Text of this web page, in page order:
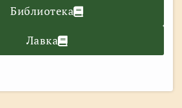
Библиотека
Лавка